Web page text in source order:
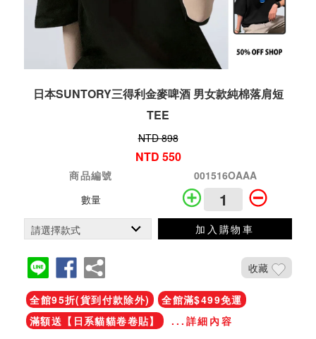
日本SUNTORY三得利金麥啤酒 男女款純棉落肩短
TEE
NTD 898
NTD 550
商品編號
001516OAAA
數量
加入購物車
收藏
全館95折(貨到付款除外)
全館滿$499免運
滿額送【日系貓貓卷卷貼】
...詳細內容